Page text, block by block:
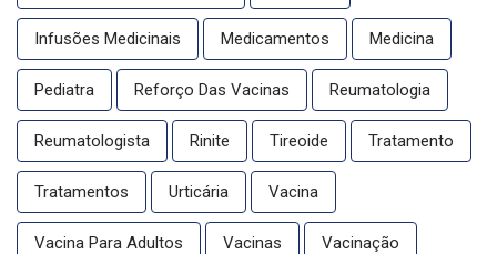
Infusões Medicinais Medicamentos Medicina
Pediatra Reforço Das Vacinas Reumatologia
Reumatologista Rinite Tireoide Tratamento
Tratamentos Urticária Vacina
Vacina Para Adultos Vacinas Vacinação